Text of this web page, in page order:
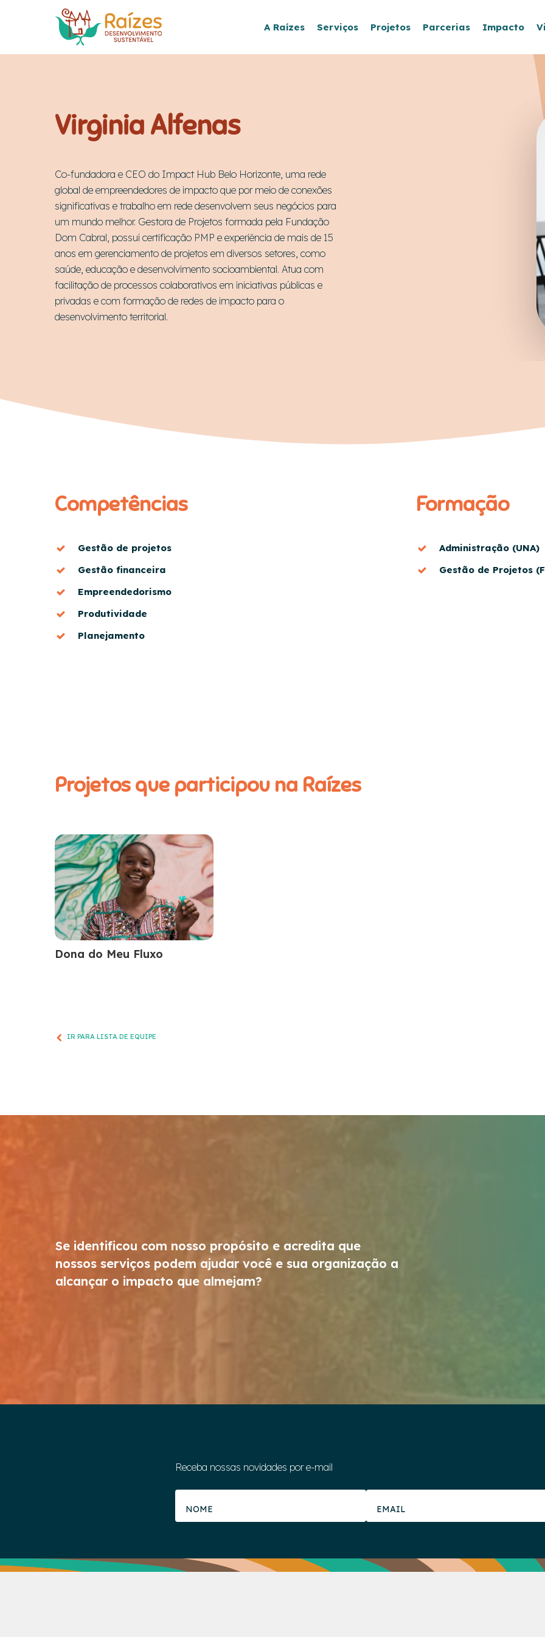
content
A Raízes Serviços Projetos Parcerias Impacto
Virginia Alfenas
Co-fundadora e CEO do Impact Hub Belo Horizonte, uma rede
global de empreendedores de impacto que por meio de conexões
significativas e trabalho em rede desenvolvem seus negócios para
um mundo melhor. Gestora de Projetos formada pela Fundação
Dom Cabral, possui certificação PMP e experiência de mais de 15
anos em gerenciamento de projetos em diversos setores, como
saúde, educação e desenvolvimento socioambiental. Atua com
facilitação de processos colaborativos em iniciativas públicas e
privadas e com formação de redes de impacto para o
desenvolvimento territorial.
Competências
Gestão de projetos
Gestão financeira
Empreendedorismo
Produtividade
Planejamento
Formação
Administração (UNA)
Gestão de Projetos
Projetos que participou na Raízes
Dona do Meu Fluxo
IR PARA LISTA DE EQUIPE
Se identificou com nosso propósito e acredita que
nossos serviços podem ajudar você e sua organização a
alcançar o impacto que almejam?
Receba nossas novidades por e-mail